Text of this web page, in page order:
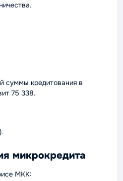
суммы кредитования в
75 338.
микрокредита
МКК: